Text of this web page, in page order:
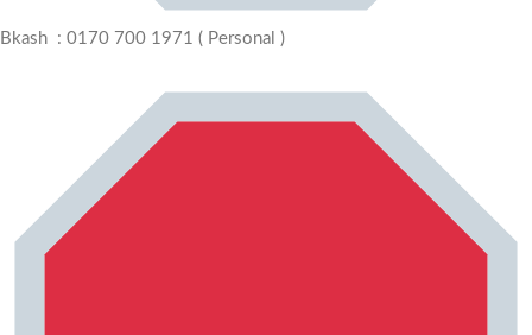
Bkash : 0170 700 1971 ( Personal )